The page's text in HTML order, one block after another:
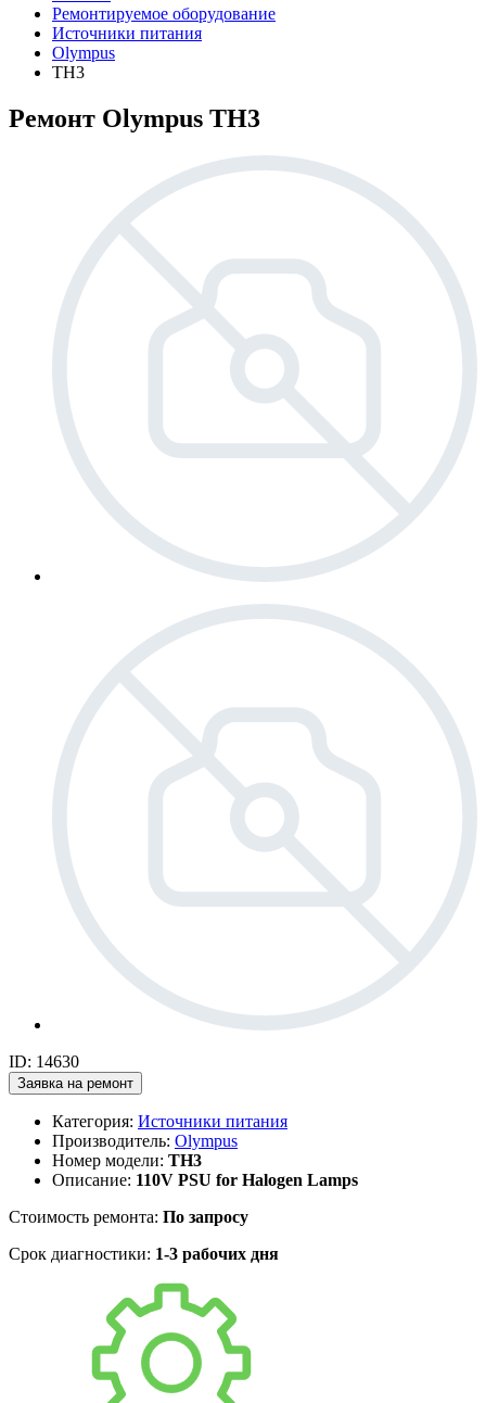
Ремонтируемое оборудование
Источники питания
Olympus
TH3
Ремонт Olympus TH3
ID: 14630
Заявка на ремонт
Категория: Источники питания
Производитель: Olympus
Номер модели: TH3
Описание: 110V PSU for Halogen Lamps
Стоимость ремонта: По запросу
Срок диагностики: 1-3 рабочих дня